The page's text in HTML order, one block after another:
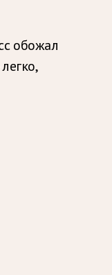
обожал